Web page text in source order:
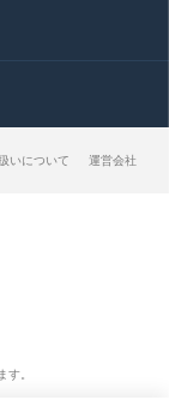
いについて 運営会社
す。